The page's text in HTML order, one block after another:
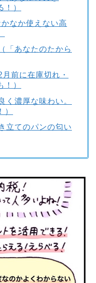
！）
なか使えない高
（「あなたのたから
月前に在庫切れ・
）
く濃厚な味わい。
立てのパンの匂い